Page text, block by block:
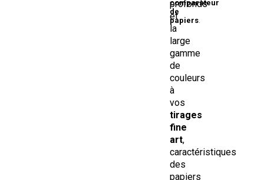
profonds
et
la
large
gamme
de
couleurs
à
vos
tirages
fine
art,
caractéristiques
des
papiers
comparateur
de
papiers.